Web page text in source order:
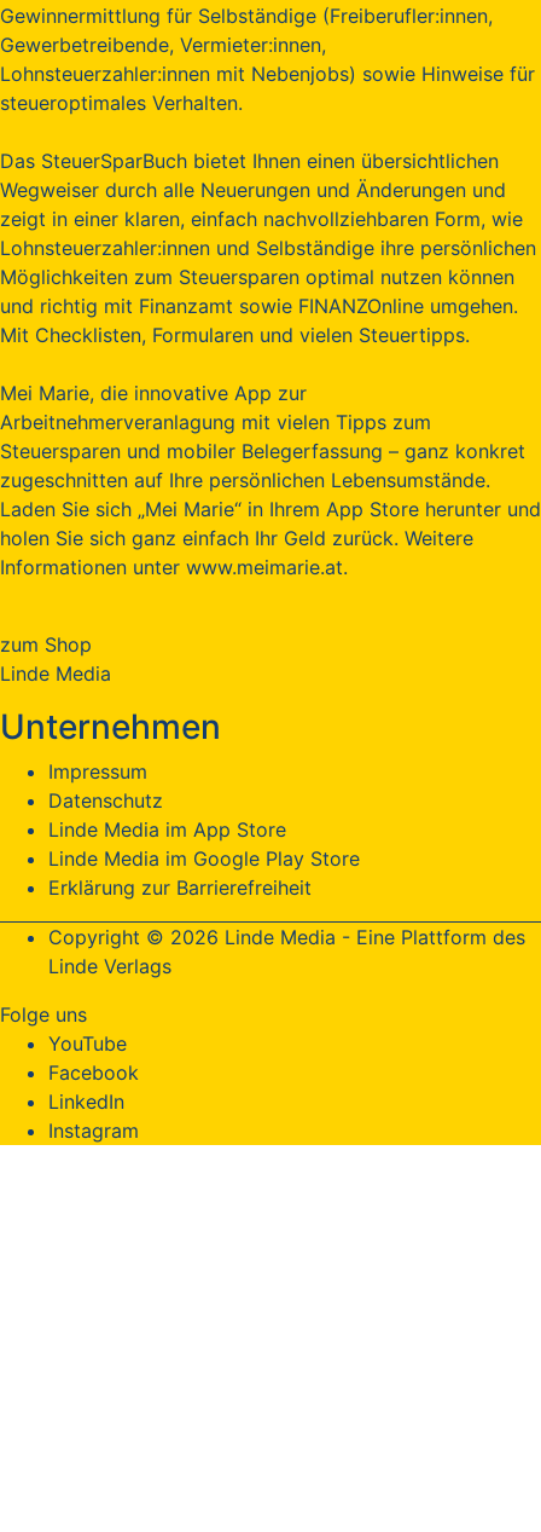
Gewinnermittlung für Selbständige (Freiberufler:innen,
Gewerbetreibende, Vermieter:innen,
Lohnsteuerzahler:innen mit Nebenjobs) sowie Hinweise für
steueroptimales Verhalten.
Das SteuerSparBuch bietet Ihnen einen übersichtlichen
Wegweiser durch alle Neuerungen und Änderungen und
zeigt in einer klaren, einfach nachvollziehbaren Form, wie
Lohnsteuerzahler:innen und Selbständige ihre persönlichen
Möglichkeiten zum Steuersparen optimal nutzen können
und richtig mit Finanzamt sowie FINANZOnline umgehen.
Mit Checklisten, Formularen und vielen Steuertipps.
Mei Marie, die innovative App zur
Arbeitnehmerveranlagung mit vielen Tipps zum
Steuersparen und mobiler Belegerfassung – ganz konkret
zugeschnitten auf Ihre persönlichen Lebensumstände.
Laden Sie sich „Mei Marie“ in Ihrem App Store herunter und
holen Sie sich ganz einfach Ihr Geld zurück. Weitere
Informationen unter www.meimarie.at.
zum Shop
Linde Media
Unternehmen
Impressum
Datenschutz
Linde Media im App Store
Linde Media im Google Play Store
Erklärung zur Barrierefreiheit
Copyright © 2026 Linde Media - Eine Plattform des
Linde Verlags
Folge uns
YouTube
Facebook
LinkedIn
Instagram